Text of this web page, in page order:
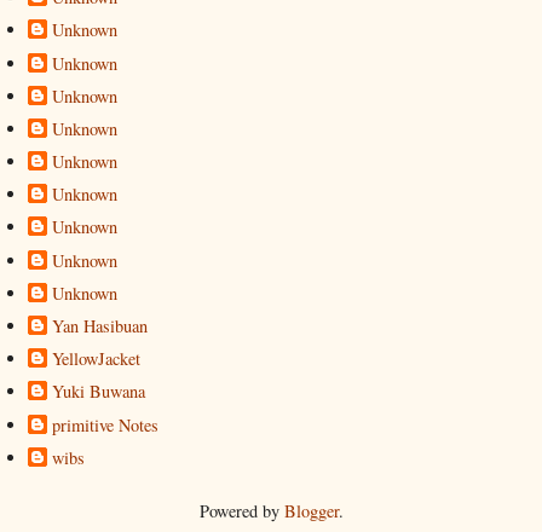
Unknown
Unknown
Unknown
Unknown
Unknown
Unknown
Unknown
Unknown
Unknown
Yan Hasibuan
YellowJacket
Yuki Buwana
primitive Notes
wibs
Powered by Blogger.